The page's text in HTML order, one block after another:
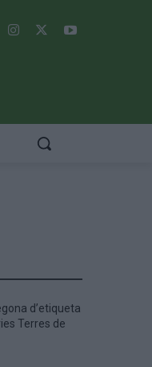
d’etiqueta
Terres de